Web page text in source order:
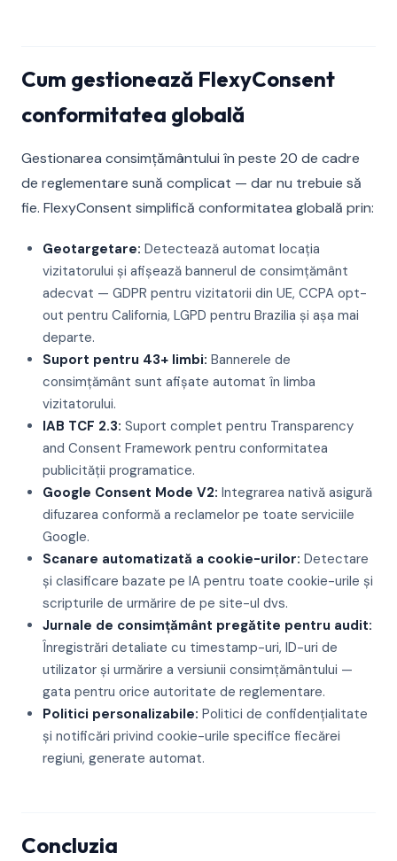
Cum gestionează FlexyConsent
conformitatea globală
Gestionarea consimțământului în peste 20 de cadre
de reglementare sună complicat — dar nu trebuie să
fie. FlexyConsent simplifică conformitatea globală prin:
Geotargetare: Detectează automat locația
vizitatorului și afișează bannerul de consimțământ
adecvat — GDPR pentru vizitatorii din UE, CCPA opt-
out pentru California, LGPD pentru Brazilia și așa mai
departe.
Suport pentru 43+ limbi: Bannerele de
consimțământ sunt afișate automat în limba
vizitatorului.
IAB TCF 2.3: Suport complet pentru Transparency
and Consent Framework pentru conformitatea
publicității programatice.
Google Consent Mode V2: Integrarea nativă asigură
difuzarea conformă a reclamelor pe toate serviciile
Google.
Scanare automatizată a cookie-urilor: Detectare
și clasificare bazate pe IA pentru toate cookie-urile și
scripturile de urmărire de pe site-ul dvs.
Jurnale de consimțământ pregătite pentru audit:
Înregistrări detaliate cu timestamp-uri, ID-uri de
utilizator și urmărire a versiunii consimțământului —
gata pentru orice autoritate de reglementare.
Politici personalizabile: Politici de confidențialitate
și notificări privind cookie-urile specifice fiecărei
regiuni, generate automat.
Concluzia